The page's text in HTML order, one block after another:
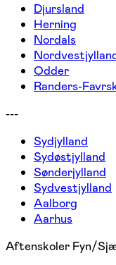
Djursland
Herning
Nordals
Odder
Randers-
---
Sydjylland
Sydøstjylland
Sønderjylland
Sydvestjylland
Aalborg
Aarhus
Aftenskoler Fyn/